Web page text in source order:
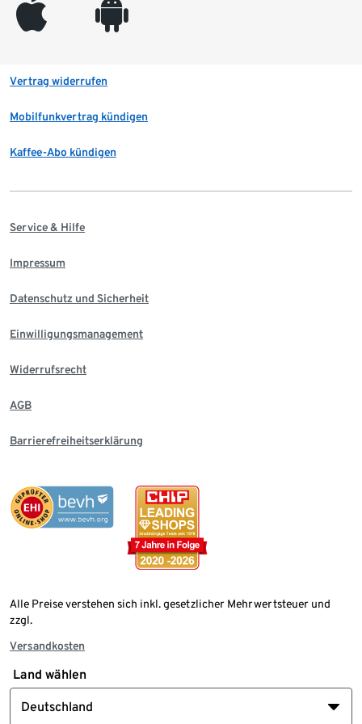
appleinc android
Vertrag widerrufen
Mobilfunkvertrag kündigen
Kaffee-Abo kündigen
Service & Hilfe
Impressum
Datenschutz und Sicherheit
Einwilligungsmanagement
Widerrufsrecht
AGB
Barrierefreiheitserklärung
Alle Preise verstehen sich inkl. gesetzlicher Mehrwertsteuer und
zzgl.
Versandkosten
Land wählen
Deutschland